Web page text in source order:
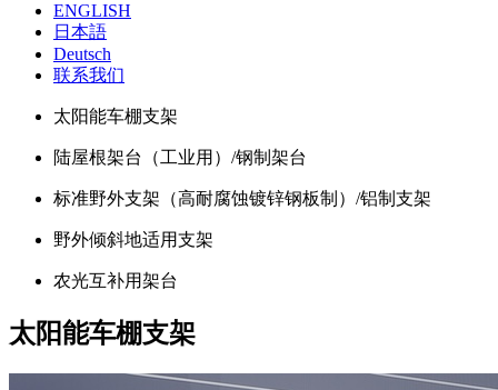
ENGLISH
日本語
Deutsch
联系我们
太阳能车棚支架
陆屋根架台（工业用）/钢制架台
标准野外支架（高耐腐蚀镀锌钢板制）/铝制支架
野外倾斜地适用支架
农光互补用架台
太阳能车棚支架